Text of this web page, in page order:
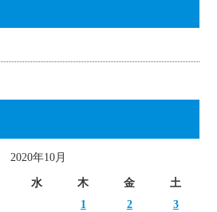
2020年10月
水 木 金 土
1 2
3